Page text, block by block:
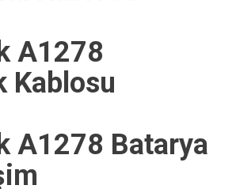
A1278
Kablosu
A1278 Batarya